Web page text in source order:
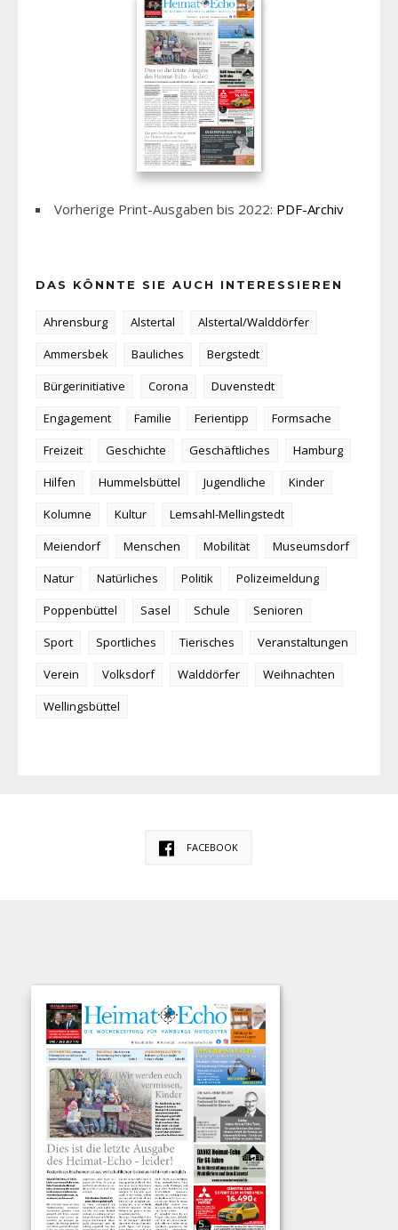
Vorherige Print-Ausgaben bis 2022: PDF-Archiv
DAS KÖNNTE SIE AUCH INTERESSIEREN
Ahrensburg Alstertal
Alstertal/Walddörfer
Ammersbek
Bauliches
Bergstedt
Bürgerinitiative
Corona
Duvenstedt
Engagement
Familie Ferientipp
Formsache
Freizeit
Geschichte Geschäftliches
Hamburg
Hilfen
Hummelsbüttel Jugendliche
Kinder
Kolumne
Kultur
Lemsahl-Mellingstedt
Meiendorf
Menschen Mobilität
Museumsdorf
Natur
Natürliches Politik
Polizeimeldung
Poppenbüttel
Sasel Schule
Senioren
Sport
Sportliches Tierisches
Veranstaltungen
Verein
Volksdorf Walddörfer
Weihnachten
Wellingsbüttel
FACEBOOK